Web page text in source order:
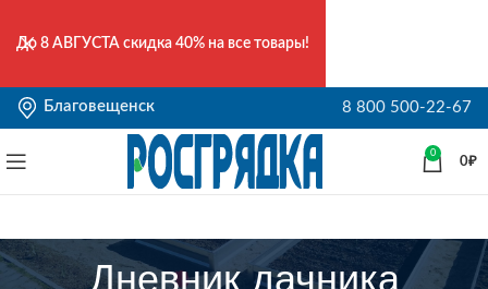
Благовещенск 8 800 500-22-67
0
0₽
Дневник дачника
До 8 АВГУСТА скидка 40% на все товары!